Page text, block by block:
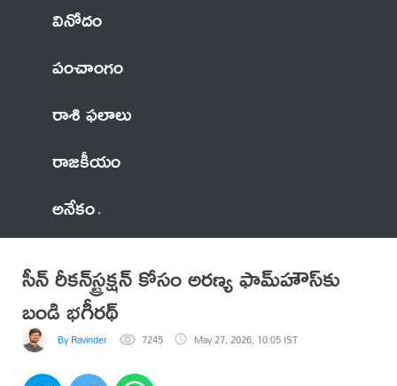
వినోదం
పంచాంగం
రాశి ఫలాలు
రాజకీయం
అనేకం
సీన్‌ రీకన్‌స్ట్రక్షన్ కోసం అరణ్య ఫామ్‌హౌస్‌కు
బండి భగీరథ్‌
By Ravinder 7245 May 27, 2026, 10:05 IST